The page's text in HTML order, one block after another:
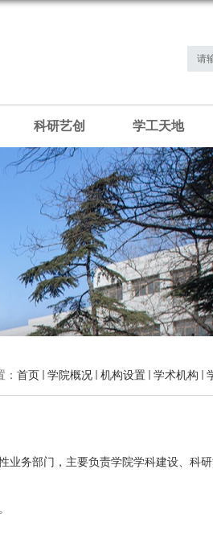
科研艺创 学工天地
首页 学院概况 机构设置 学术机构
务部门，主要负责学院学科建设、科研